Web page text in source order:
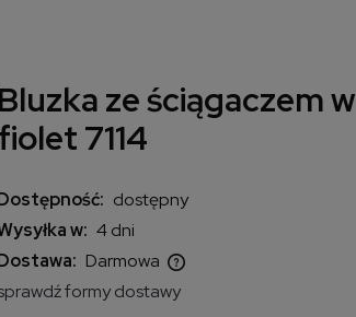
Bluzka ze ściągaczem
7114
dostępny
w: 4 dni
Darmowa
formy dostawy